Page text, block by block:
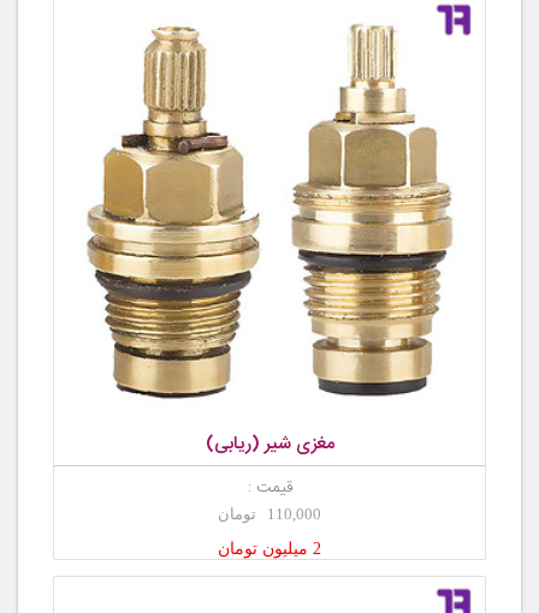
مغزی شیر (ریابی)
قیمت :
110,000 تومان
2 میلیون تومان